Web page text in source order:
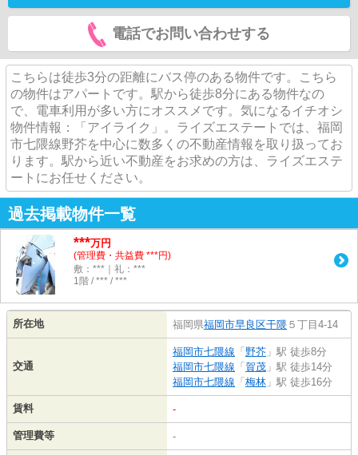
電話でお問い合わせする
こちらは徒歩3分の距離にバス停のある物件です。こちら
の物件はアパートです。駅から徒歩8分にある物件なの
で、電車利用が多い方にオススメです。気になるイチオシ
物件情報：「アイライク」。ライズエステートでは、福岡
市七隈線野芥を中心に数多くの不動産情報を取り扱ってお
ります。駅から近い不動産をお求めの方は、ライズエステ
ートにお任せください。
過去掲載物件一覧
***万円
(管理費・共益費 ***円)
敷：***｜礼：***
1階 / *** / ***
所在地 福岡県福岡市早良区干隈 ５丁目4-14
交通
福岡市七隈線 「 野芥 」駅 徒歩8分
福岡市七隈線 「 賀茂 」駅 徒歩14分
福岡市七隈線 「 梅林 」駅 徒歩16分
賃料 -
管理費等 -